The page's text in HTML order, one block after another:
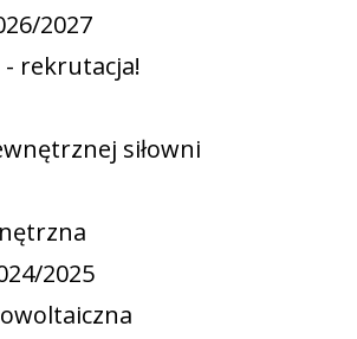
2027
- rekrutacja!
siłowni
2025